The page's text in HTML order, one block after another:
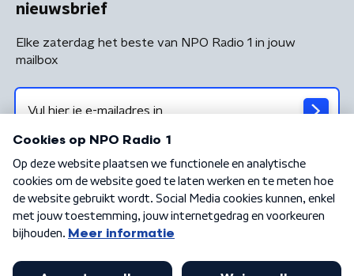
nieuwsbrief
Elke zaterdag het beste van NPO Radio 1 in jouw
mailbox
Algemene voorwaarden